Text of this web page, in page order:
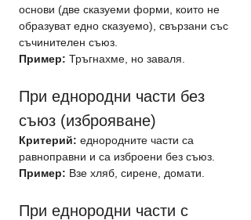
основи (две сказуеми форми, които не
образуват едно сказуемо), свързани със
съчинителен съюз.
Пример: Тръгнахме, но заваля.
При еднородни части без
съюз (изброяване)
Критерий: еднородните части са
равноправни и са изброени без съюз.
Пример: Взе хляб, сирене, домати.
При еднородни части с